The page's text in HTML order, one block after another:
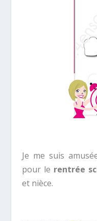
Je me suis
pour le rentrée
et nièce.